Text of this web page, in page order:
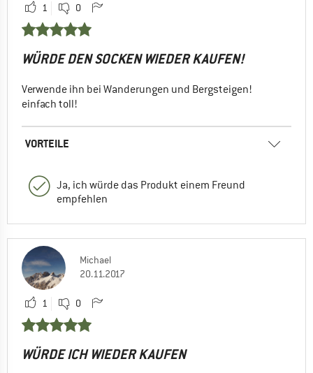
1 0
WÜRDE DEN SOCKEN WIEDER KAUFEN!
Verwende ihn bei Wanderungen und Bergsteigen!
einfach toll!
VORTEILE
Ja, ich würde das Produkt einem Freund
empfehlen
Michael
20.11.2017
1 0
WÜRDE ICH WIEDER KAUFEN